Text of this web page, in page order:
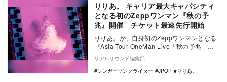
りりあ。 キャリア最大キャパシティ
となる初のZeppワンマン『秋の予
兆』開催 チケット最速先行開始
りりあ。が、自身初のZeppワンマンとなる
『Asia Tour OneMan Live「秋の予兆」』
を、9月30日にZepp S…
リアルサウンド編集部
シンガーソングライター
JPOP りりあ。